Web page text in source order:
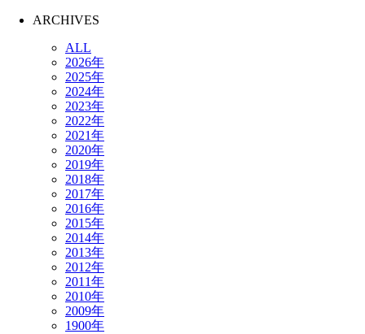
ARCHIVES
ALL
2026年
2025年
2024年
2023年
2022年
2021年
2020年
2019年
2018年
2017年
2016年
2015年
2014年
2013年
2012年
2011年
2010年
2009年
1900年